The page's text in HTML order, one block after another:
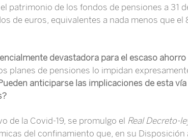
patrimonio de los fondos de pensiones a 31
de euros, equivalentes a nada menos que
devastadora para el escaso
planes de pensiones lo impidan
anticiparse las implicaciones de esta
de la Covid-19, se promulgo el Real Decreto-
del confinamiento que, en su